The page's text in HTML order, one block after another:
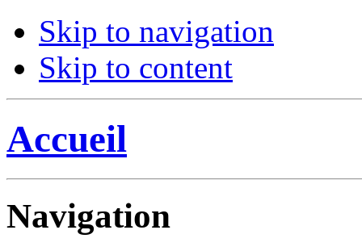
Skip to navigation
Skip to content
Accueil
Navigation